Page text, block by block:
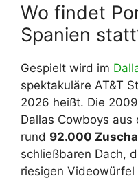
Wo findet
Spanien
Gespielt wird im
spektakuläre AT&T
2026 heißt. Die
Dallas Cowboys
rund 92.000
schließbaren Dach,
riesigen